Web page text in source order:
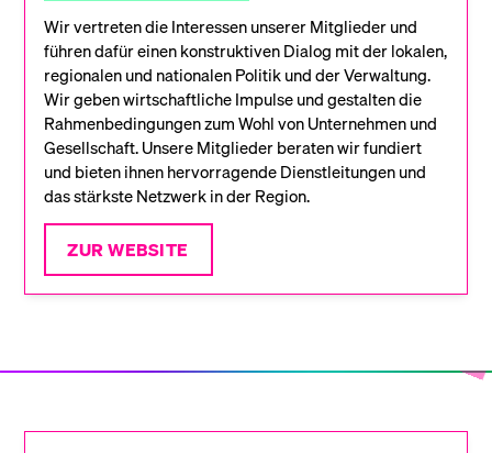
Wir vertreten die Interessen unserer Mitglieder und
führen dafür einen konstruktiven Dialog mit der lokalen,
regionalen und nationalen Politik und der Verwaltung.
Wir geben wirtschaftliche Impulse und gestalten die
Rahmenbedingungen zum Wohl von Unternehmen und
Gesellschaft. Unsere Mitglieder beraten wir fundiert
und bieten ihnen hervorragende Dienstleitungen und
das stärkste Netzwerk in der Region.
ZUR WEBSITE